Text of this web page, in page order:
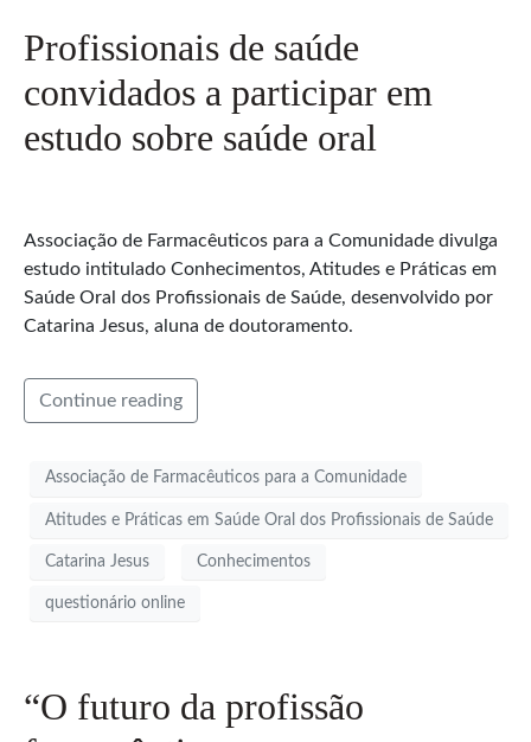
Profissionais de saúde
convidados a participar em
estudo sobre saúde oral
Associação de Farmacêuticos para a Comunidade divulga
estudo intitulado Conhecimentos, Atitudes e Práticas em
Saúde Oral dos Profissionais de Saúde, desenvolvido por
Catarina Jesus, aluna de doutoramento.
Continue reading
Associação de Farmacêuticos para a Comunidade
Atitudes e Práticas em Saúde Oral dos Profissionais de Saúde
Catarina Jesus Conhecimentos
questionário online
“O futuro da profissão